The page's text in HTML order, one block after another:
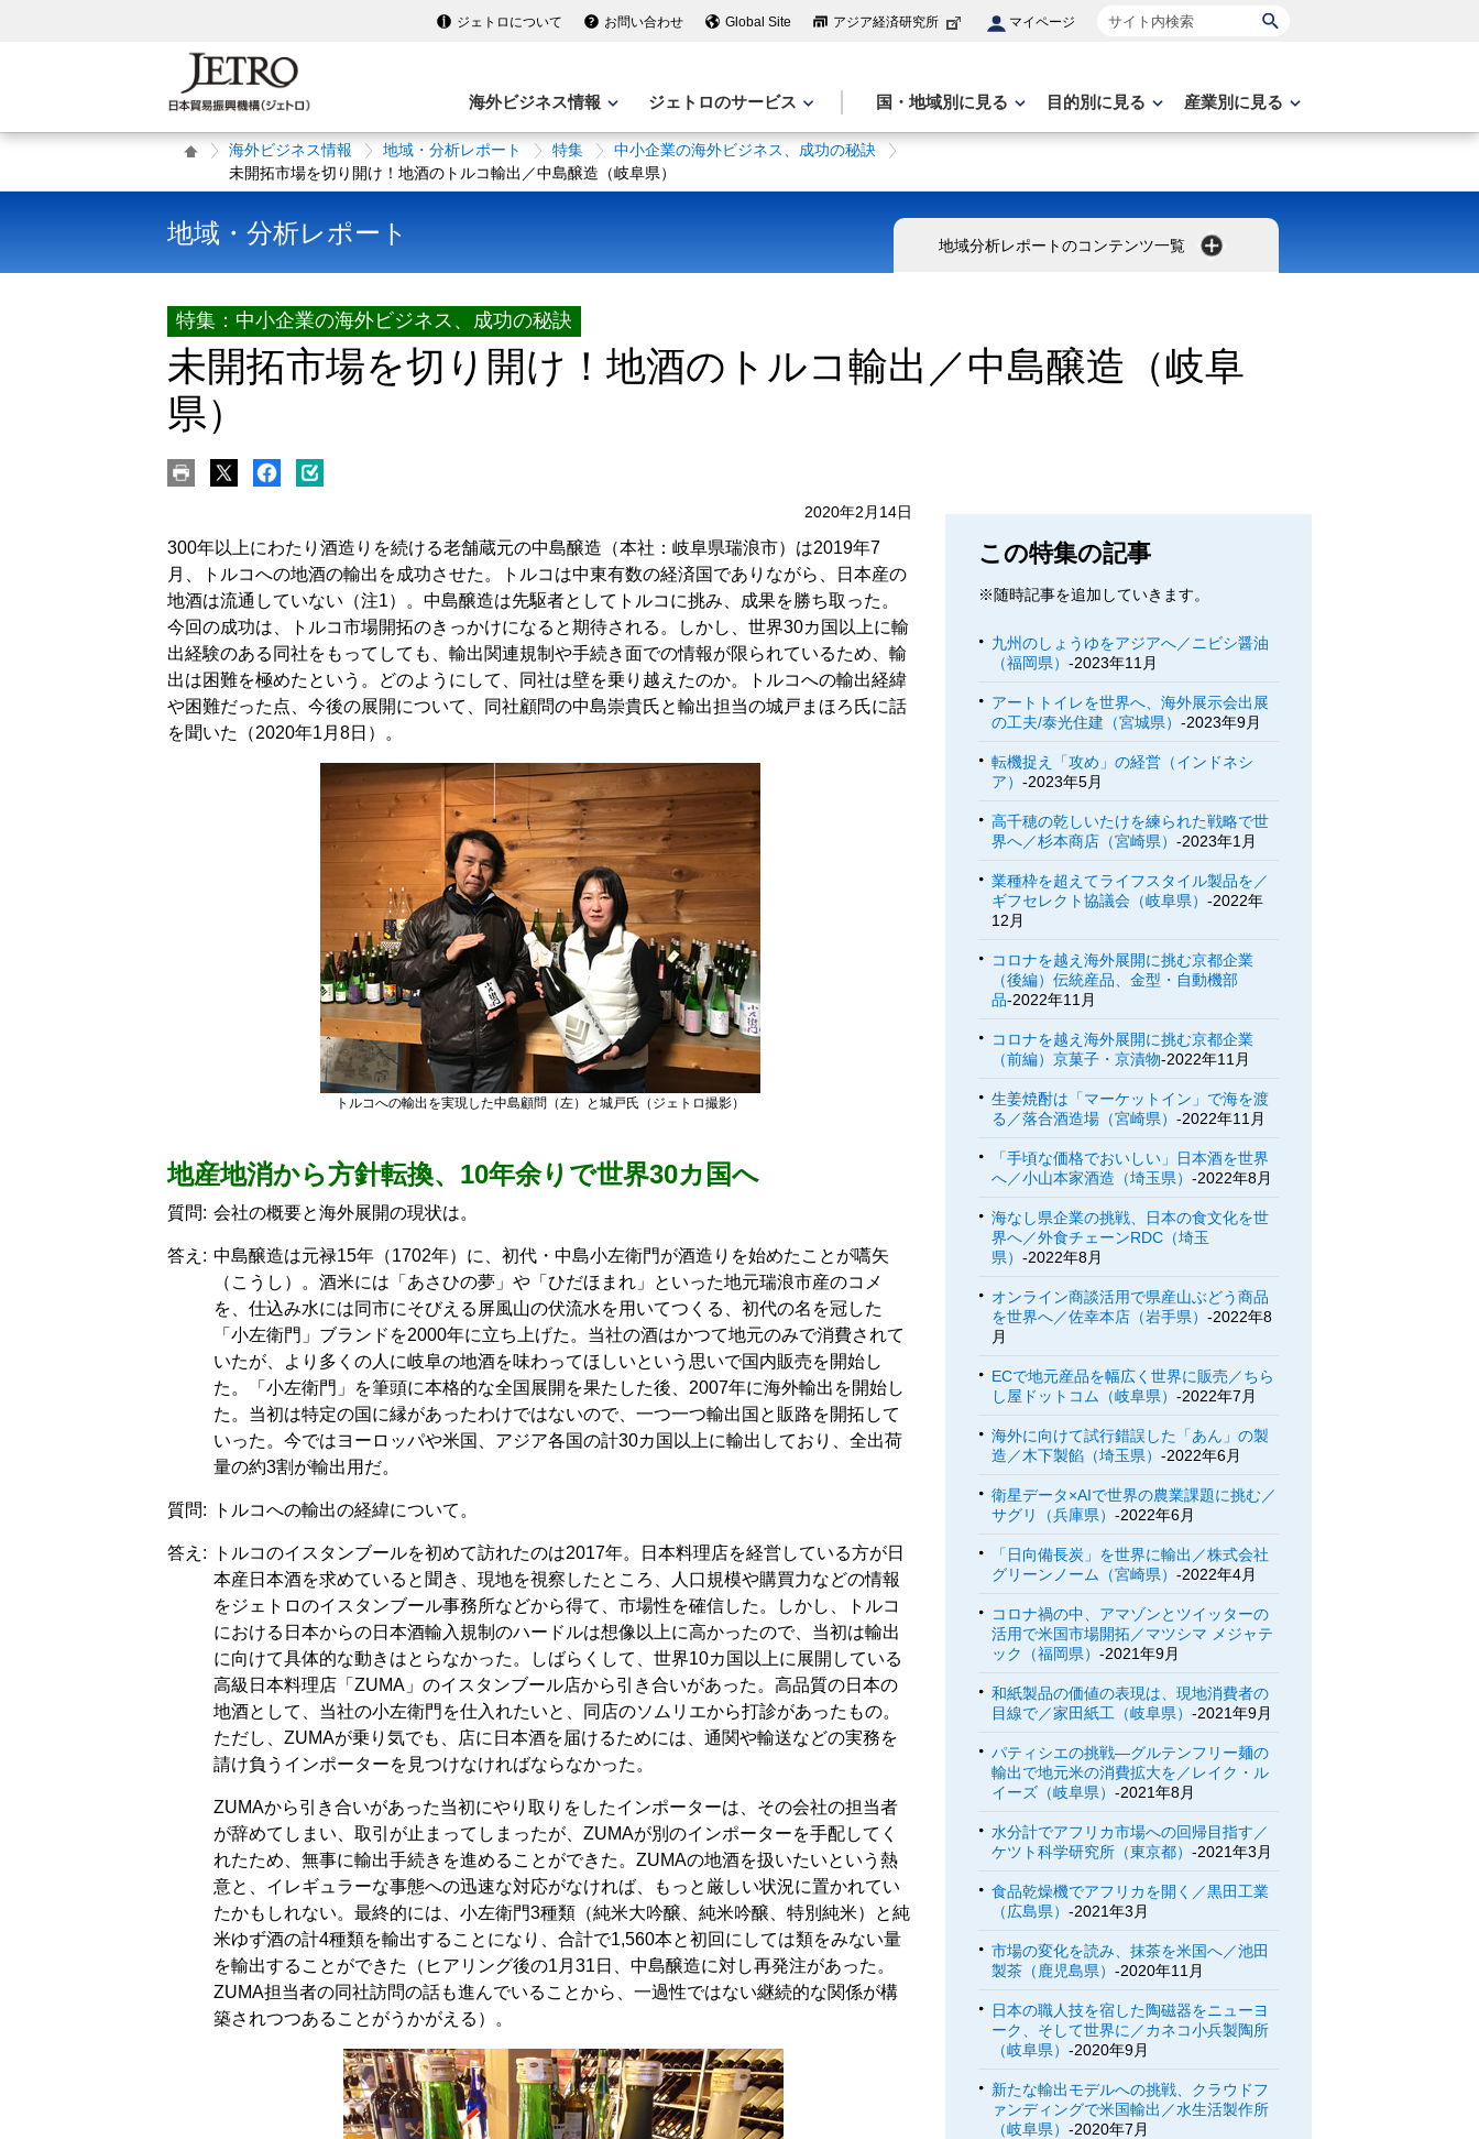
ジェトロについて お問い合わせ Global Site アジア経済研究所 マイページ サイト内検索
海外ビジネス情報 ジェトロのサービス 国・地域別に見る 目的別に見る 産業別に見る
海外ビジネス情報 地域・分析レポート 特集
中小企業の海外ビジネス、成功の秘訣
未開拓市場を切り開け！地酒のトルコ輸出／中島醸造（岐阜県）
地域・分析レポート 地域分析レポートのコンテンツ一覧
特集：中小企業の海外ビジネス、成功の秘訣
未開拓市場を切り開け！地酒のトルコ輸出／中島醸造（岐阜
県）
2020年2月14日
300年以上にわたり酒造りを続ける老舗蔵元の中島醸造（本社：岐阜県瑞浪市）は2019年7
月、トルコへの地酒の輸出を成功させた。トルコは中東有数の経済国でありながら、日本産の
地酒は流通していない（注1）。中島醸造は先駆者としてトルコに挑み、成果を勝ち取った。
今回の成功は、トルコ市場開拓のきっかけになると期待される。しかし、世界30カ国以上に輸
出経験のある同社をもってしても、輸出関連規制や手続き面での情報が限られているため、輸
出は困難を極めたという。どのようにして、同社は壁を乗り越えたのか。トルコへの輸出経緯
や困難だった点、今後の展開について、同社顧問の中島崇貴氏と輸出担当の城戸まほろ氏に話
を聞いた（2020年1月8日）。
トルコへの輸出を実現した中島顧問（左）と城戸氏（ジェトロ撮影）
地産地消から方針転換、10年余りで世界30カ国へ
質問: 会社の概要と海外展開の現状は。
答え: 中島醸造は元禄15年（1702年）に、初代・中島小左衛門が酒造りを始めたことが嚆矢
（こうし）。酒米には「あさひの夢」や「ひだほまれ」といった地元瑞浪市産のコメ
を、仕込み水には同市にそびえる屏風山の伏流水を用いてつくる、初代の名を冠した
「小左衛門」ブランドを2000年に立ち上げた。当社の酒はかつて地元のみで消費されて
いたが、より多くの人に岐阜の地酒を味わってほしいという思いで国内販売を開始し
た。「小左衛門」を筆頭に本格的な全国展開を果たした後、2007年に海外輸出を開始し
た。当初は特定の国に縁があったわけではないので、一つ一つ輸出国と販路を開拓して
いった。今ではヨーロッパや米国、アジア各国の計30カ国以上に輸出しており、全出荷
量の約3割が輸出用だ。
質問: トルコへの輸出の経緯について。
答え:
トルコのイスタンブールを初めて訪れたのは2017年。日本料理店を経営している方が日
本産日本酒を求めていると聞き、現地を視察したところ、人口規模や購買力などの情報
をジェトロのイスタンブール事務所などから得て、市場性を確信した。しかし、トルコ
における日本からの日本酒輸入規制のハードルは想像以上に高かったので、当初は輸出
に向けて具体的な動きはとらなかった。しばらくして、世界10カ国以上に展開している
高級日本料理店「ZUMA」のイスタンブール店から引き合いがあった。高品質の日本の
地酒として、当社の小左衛門を仕入れたいと、同店のソムリエから打診があったもの。
ただし、ZUMAが乗り気でも、店に日本酒を届けるためには、通関や輸送などの実務を
請け負うインポーターを見つけなければならなかった。
ZUMAから引き合いがあった当初にやり取りをしたインポーターは、その会社の担当者
が辞めてしまい、取引が止まってしまったが、ZUMAが別のインポーターを手配してく
れたため、無事に輸出手続きを進めることができた。ZUMAの地酒を扱いたいという熱
意と、イレギュラーな事態への迅速な対応がなければ、もっと厳しい状況に置かれてい
たかもしれない。最終的には、小左衛門3種類（純米大吟醸、純米吟醸、特別純米）と純
米ゆず酒の計4種類を輸出することになり、合計で1,560本と初回にしては類をみない量
を輸出することができた（ヒアリング後の1月31日、中島醸造に対し再発注があった。
ZUMA担当者の同社訪問の話も進んでいることから、一過性ではない継続的な関係が構
築されつつあることがうかがえる）。
この特集の記事
※随時記事を追加していきます。
九州のしょうゆをアジアへ／ニビシ醤油
（福岡県）-2023年11月
アートトイレを世界へ、海外展示会出展
の工夫/泰光住建（宮城県）-2023年9月
転機捉え「攻め」の経営（インドネシ
ア）-2023年5月
高千穂の乾しいたけを練られた戦略で世
界へ／杉本商店（宮崎県）-2023年1月
業種枠を超えてライフスタイル製品を／
ギフセレクト協議会（岐阜県）-2022年
12月
コロナを越え海外展開に挑む京都企業
（後編）伝統産品、金型・自動機部
品-2022年11月
コロナを越え海外展開に挑む京都企業
（前編）京菓子・京漬物-2022年11月
生姜焼酎は「マーケットイン」で海を渡
る／落合酒造場（宮崎県）-2022年11月
「手頃な価格でおいしい」日本酒を世界
へ／小山本家酒造（埼玉県）-2022年8月
海なし県企業の挑戦、日本の食文化を世
界へ／外食チェーンRDC（埼玉
県）-2022年8月
オンライン商談活用で県産山ぶどう商品
を世界へ／佐幸本店（岩手県）-2022年8
月
ECで地元産品を幅広く世界に販売／ちら
し屋ドットコム（岐阜県）-2022年7月
海外に向けて試行錯誤した「あん」の製
造／木下製餡（埼玉県）-2022年6月
衛星データ×AIで世界の農業課題に挑む／
サグリ（兵庫県）-2022年6月
「日向備長炭」を世界に輸出／株式会社
グリーンノーム（宮崎県）-2022年4月
コロナ禍の中、アマゾンとツイッターの
活用で米国市場開拓／マツシマ メジャテ
ック（福岡県）-2021年9月
和紙製品の価値の表現は、現地消費者の
目線で／家田紙工（岐阜県）-2021年9月
パティシエの挑戦―グルテンフリー麺の
輸出で地元米の消費拡大を／レイク・ル
イーズ（岐阜県）-2021年8月
水分計でアフリカ市場への回帰目指す／
ケツト科学研究所（東京都）-2021年3月
食品乾燥機でアフリカを開く／黒田工業
（広島県）-2021年3月
市場の変化を読み、抹茶を米国へ／池田
製茶（鹿児島県）-2020年11月
日本の職人技を宿した陶磁器をニューヨ
ーク、そして世界に／カネコ小兵製陶所
（岐阜県）-2020年9月
新たな輸出モデルへの挑戦、クラウドフ
ァンディングで米国輸出／水生活製作所
（岐阜県）-2020年7月